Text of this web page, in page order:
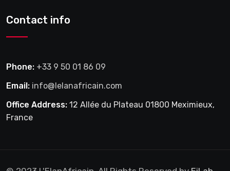
Contact info
Phone: +33 9 50 01 86 09
Email: info@lelanafricain.com
Office Address: 12 Allée du Plateau 01800 Meximieux,
France